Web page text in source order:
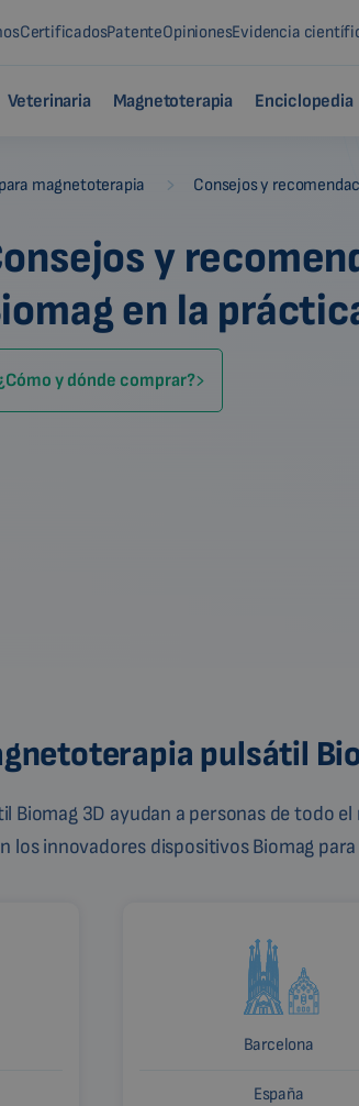
CertificadosPatenteOpinionesEvidencia
Veterinaria Magnetoterapia Enciclopedia
magnetoterapia Consejos y
y
en la
y dónde comprar?
pulsátil
3D ayudan a personas de todo
innovadores dispositivos Biomag
Barcelona
España